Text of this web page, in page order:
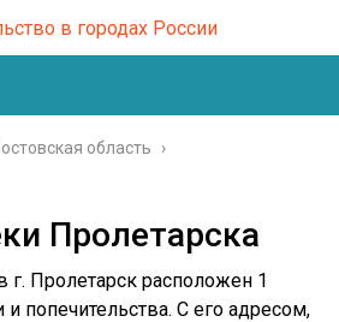
область ›
Пролетарска
г. Пролетарск расположен 1
и попечительства. С его адресом,